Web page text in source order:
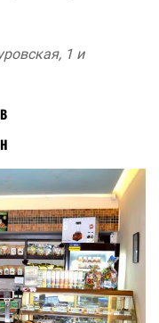
1 и